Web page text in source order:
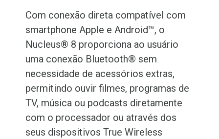
Com conexão direta compatível com
smartphone Apple e Android™, o
Nucleus® 8 proporciona ao usuário
uma conexão Bluetooth® sem
necessidade de acessórios extras,
permitindo ouvir filmes, programas de
TV, música ou podcasts diretamente
com o processador ou através dos
seus dispositivos True Wireless